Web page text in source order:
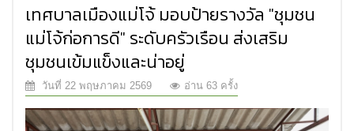
เทศบาลเมืองแม่โจ้ มอบป้ายรางวัล "ชุมชน
แม่โจ้ก่อการดี" ระดับครัวเรือน ส่งเสริม
ชุมชนเข้มแข็งและน่าอยู่
วันที่ 22 พฤษภาคม 2569 อ่าน 63 ครั้ง